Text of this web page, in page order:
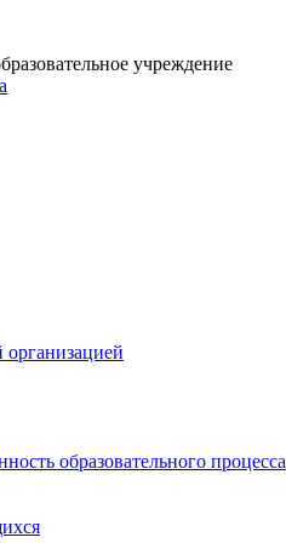
учреждение
организацией
образовательного процесса